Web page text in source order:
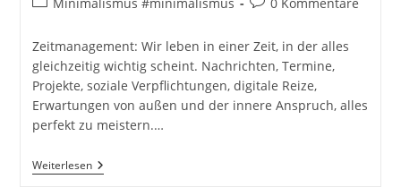
Zeitmanagement: Wir leben in einer Zeit, in der alles
gleichzeitig wichtig scheint. Nachrichten, Termine,
Projekte, soziale Verpflichtungen, digitale Reize,
Erwartungen von außen und der innere Anspruch, alles
perfekt zu meistern.…
WeiterlesenZeitmanagement
Und